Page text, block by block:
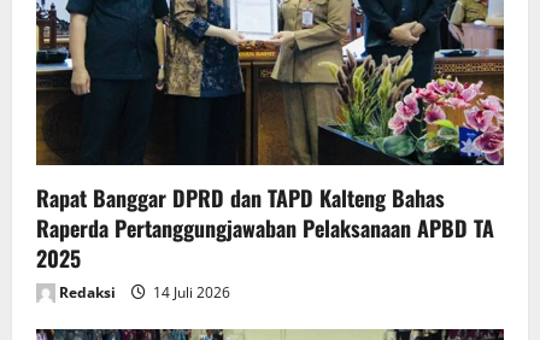
Rapat Banggar DPRD dan TAPD Kalteng Bahas
Raperda Pertanggungjawaban Pelaksanaan APBD TA
2025
Redaksi 14 Juli 2026